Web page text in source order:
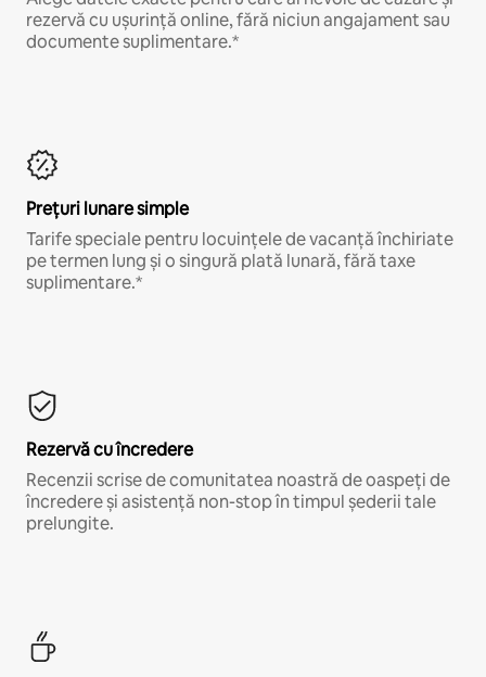
rezervă cu ușurință online, fără niciun angajament sau
documente suplimentare.*
Prețuri lunare simple
Tarife speciale pentru locuințele de vacanță închiriate
pe termen lung și o singură plată lunară, fără taxe
suplimentare.*
Rezervă cu încredere
Recenzii scrise de comunitatea noastră de oaspeți de
încredere și asistență non-stop în timpul șederii tale
prelungite.